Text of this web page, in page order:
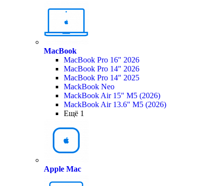
MacBook
MacBook Pro 16" 2026
MacBook Pro 14" 2026
MacBook Pro 14" 2025
MackBook Neo
MackBook Air 15" M5 (2026)
MackBook Air 13.6" M5 (2026)
Ещё 1
Apple Mac